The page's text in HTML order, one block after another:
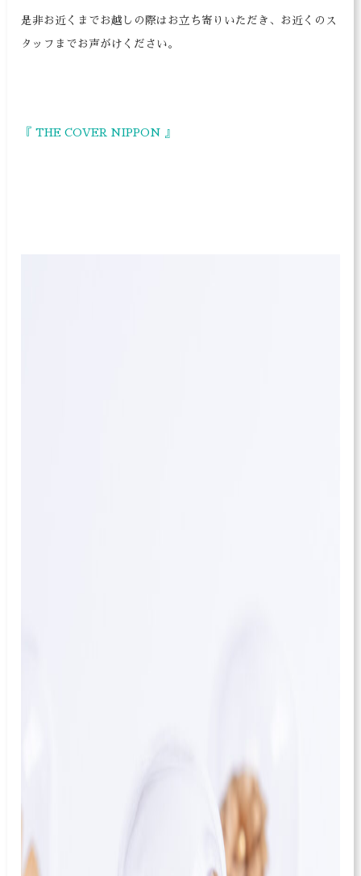
是非お近くまでお越しの際はお立ち寄りいただき、お近くのス
タッフまでお声がけください。
『 THE COVER NIPPON 』